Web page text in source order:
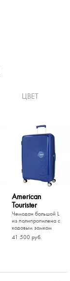
ЦВЕТ
American
Tourister
Чемодан большой L
из полипропилена с
кодовым замком
41 500 руб.